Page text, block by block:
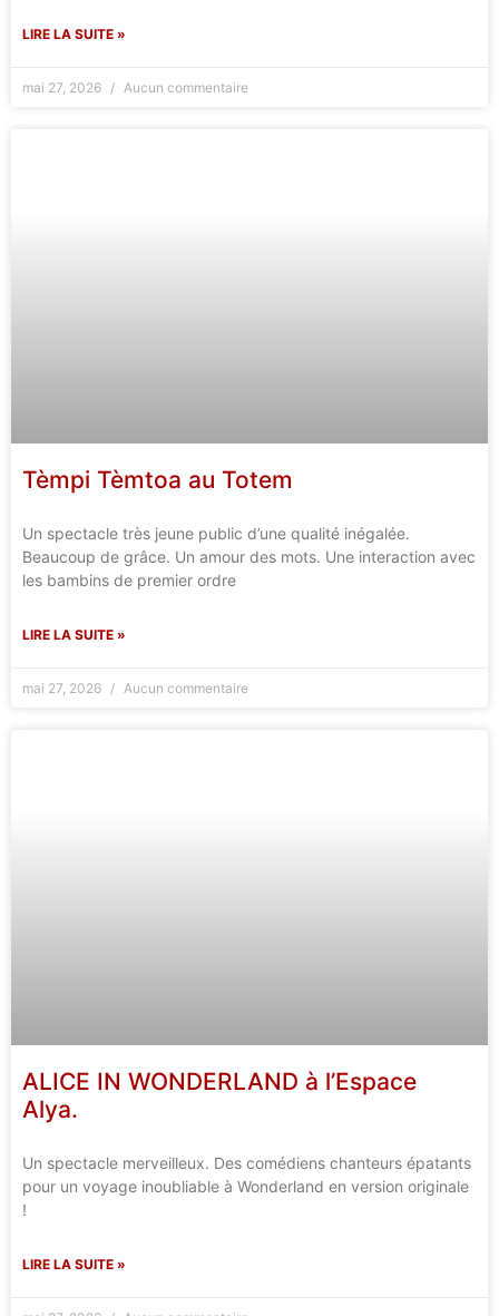
LIRE LA SUITE »
mai 27, 2026 Aucun commentaire
Tèmpi Tèmtoa au Totem
Un spectacle très jeune public d’une qualité inégalée.
Beaucoup de grâce. Un amour des mots. Une interaction avec
les bambins de premier ordre
LIRE LA SUITE »
mai 27, 2026 Aucun commentaire
ALICE IN WONDERLAND à l’Espace
Alya.
Un spectacle merveilleux. Des comédiens chanteurs épatants
pour un voyage inoubliable à Wonderland en version originale
!
LIRE LA SUITE »